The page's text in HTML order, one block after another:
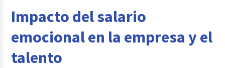
Impacto del salario
emocional en la empresa y el
talento